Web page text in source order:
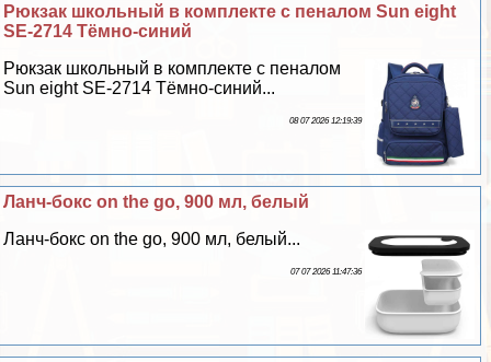
Рюкзак школьный в комплекте с пеналом Sun eight
SE-2714 Тёмно-синий
Рюкзак школьный в комплекте с пеналом
Sun eight SE-2714 Тёмно-синий...
08 07 2026 12:19:39
Ланч-бокс on the go, 900 мл, белый
Ланч-бокс on the go, 900 мл, белый...
07 07 2026 11:47:36